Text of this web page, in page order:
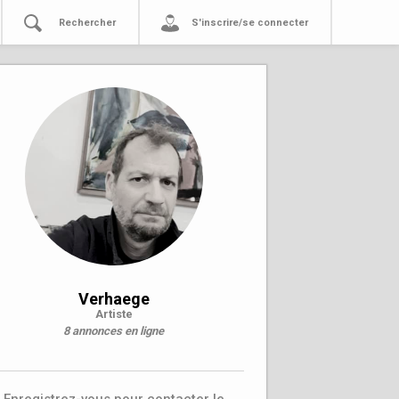
Rechercher S'inscrire/se connecter
Verhaege
Artiste
8 annonces en ligne